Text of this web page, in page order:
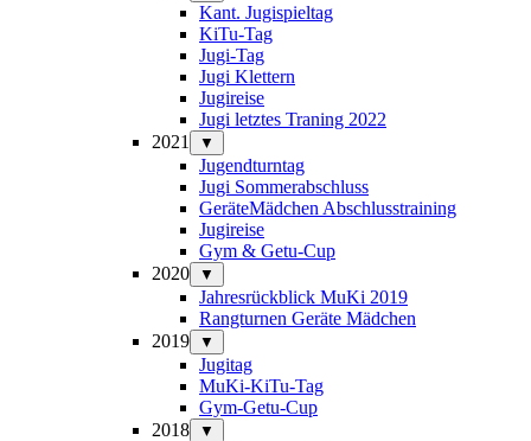
Kant. Jugispieltag
KiTu-Tag
Jugi-Tag
Jugi Klettern
Jugireise
Jugi letztes Traning 2022
2021
▼
Jugendturntag
Jugi Sommerabschluss
GeräteMädchen Abschlusstraining
Jugireise
Gym & Getu-Cup
2020
▼
Jahresrückblick MuKi 2019
Rangturnen Geräte Mädchen
2019
▼
Jugitag
MuKi-KiTu-Tag
Gym-Getu-Cup
2018
▼